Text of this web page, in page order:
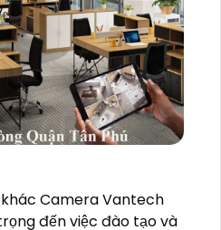
Camera Vantech
đến việc đào tạo và